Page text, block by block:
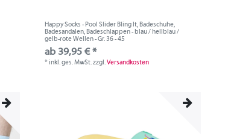
Happy Socks - Pool Slider Bling It, Badeschuhe,
Badesandalen, Badeschlappen - blau / hellblau /
gelb-rote Wellen - Gr. 36 - 45
ab 39,95 € *
*inkl. ges. MwSt.zzgl.Versandkosten